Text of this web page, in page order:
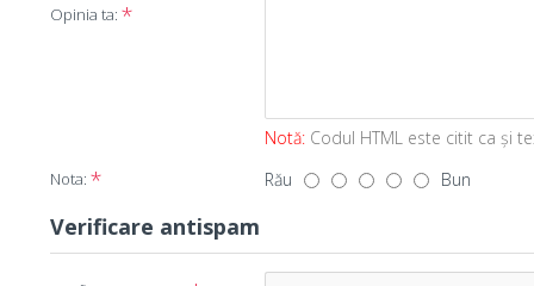
Opinia ta:
Notă: Codul HTML este citit ca şi
Nota: Rău Bun
Verificare antispam